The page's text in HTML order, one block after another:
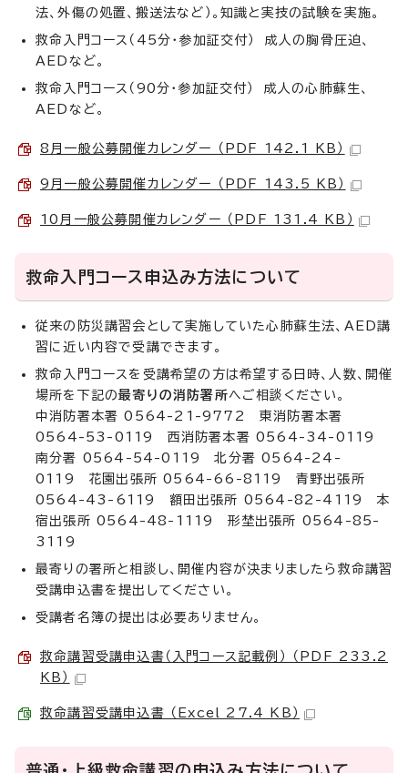
法、外傷の処置、搬送法など）。知識と実技の試験を実施。
救命入門コース（45分・参加証交付） 成人の胸骨圧迫、
AEDなど。
救命入門コース（90分・参加証交付） 成人の心肺蘇生、
AEDなど。
8月一般公募開催カレンダー （PDF 142.1 KB）
9月一般公募開催カレンダー （PDF 143.5 KB）
10月一般公募開催カレンダー （PDF 131.4 KB）
救命入門コース申込み方法について
従来の防災講習会として実施していた心肺蘇生法、AED講
習に近い内容で受講できます。
救命入門コースを受講希望の方は希望する日時、人数、開催
場所を下記の最寄りの消防署所へご相談ください。
中消防署本署 0564-21-9772 東消防署本署
0564-53-0119 西消防署本署 0564-34-0119
南分署 0564-54-0119 北分署 0564-24-
0119 花園出張所 0564-66-8119 青野出張所
0564-43-6119 額田出張所 0564-82-4119 本
宿出張所 0564-48-1119 形埜出張所 0564-85-
3119
最寄りの署所と相談し、開催内容が決まりましたら救命講習
受講申込書を提出してください。
受講者名簿の提出は必要ありません。
救命講習受講申込書（入門コース記載例） （PDF 233.2
KB）
救命講習受講申込書 （Excel 27.4 KB）